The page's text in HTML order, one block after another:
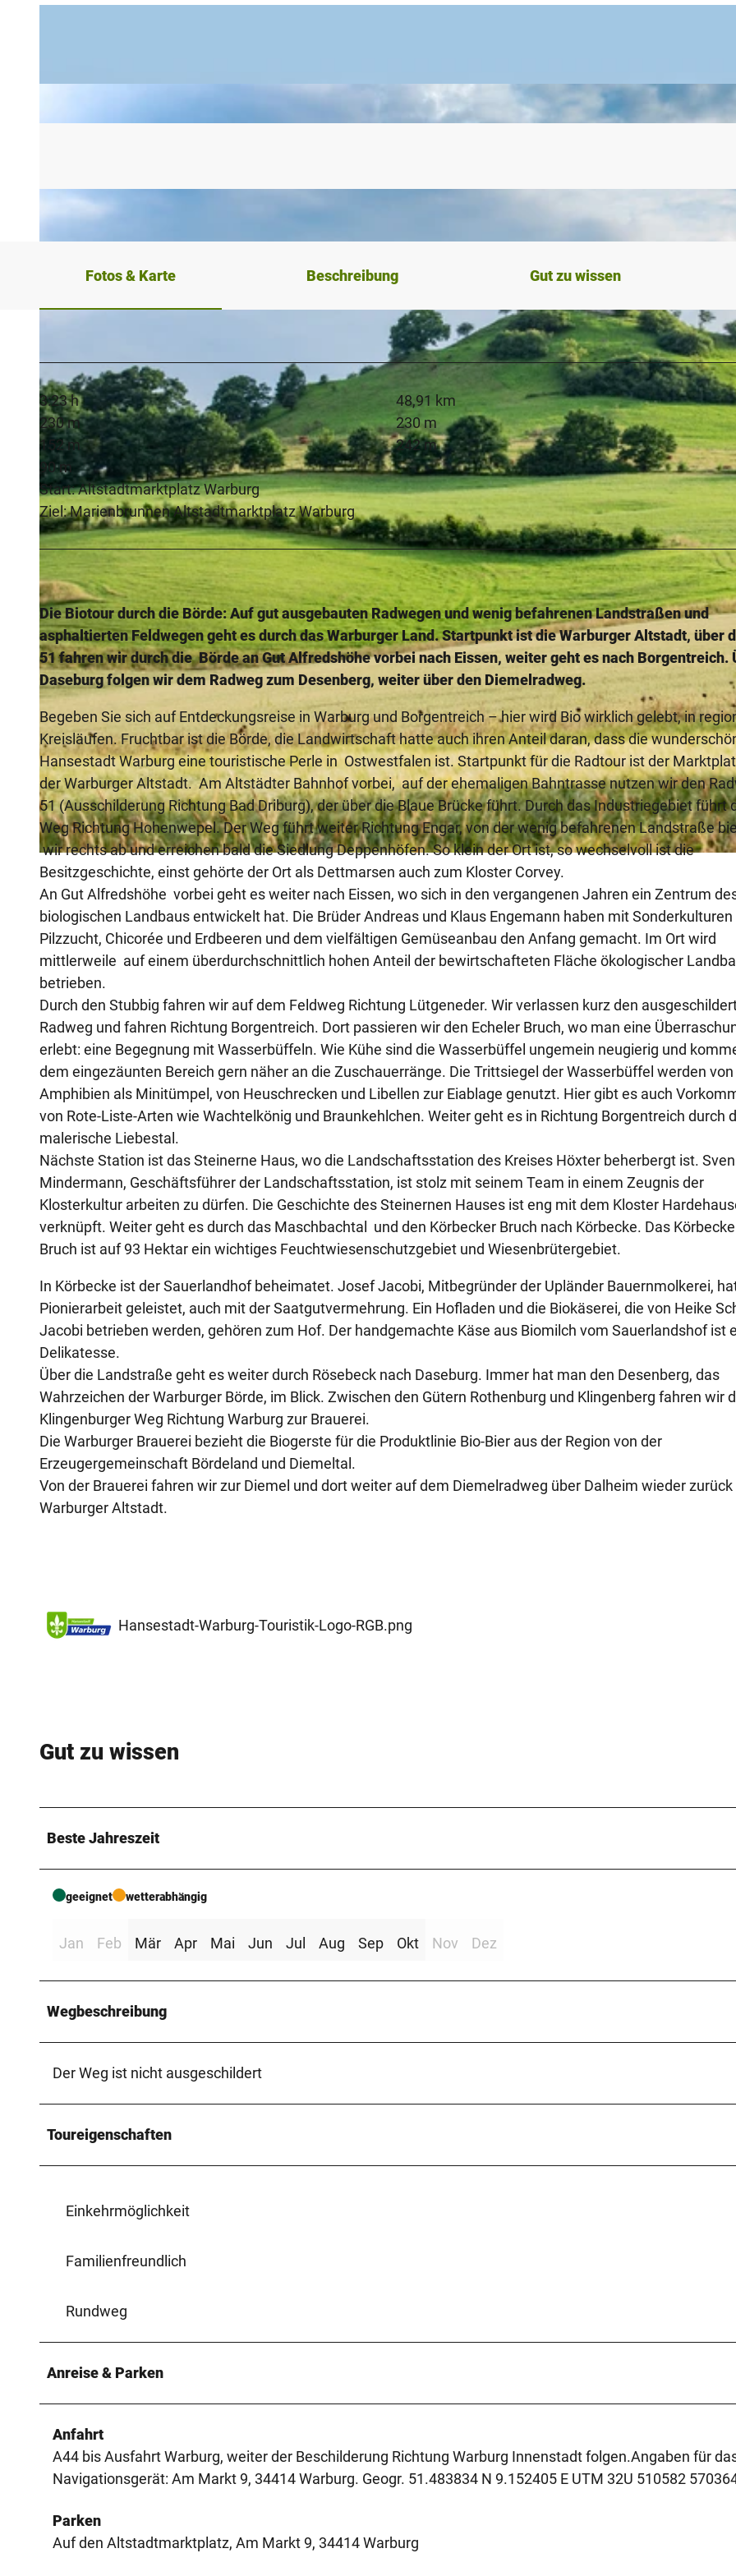
S
ü
d
a
n
s
i
c
h
t
W
a
r
b
u
r
g
D
e
s
e
b
e
r
Fotos & Karte Beschreibung Gut zu wissen
3:23 h
48,91 km
230 m
230 m
152 m
242 m
90 m
Start: Altstadtmarktplatz Warburg
Ziel: Marienbrunnen Altstadtmarktplatz Warburg
Die Biotour durch die Börde: Auf gut ausgebauten Radwegen und wenig befahrenen Landstraßen und
asphaltierten Feldwegen geht es durch das Warburger Land. Startpunkt ist die Warburger Altstadt, über
51 fahren wir durch die Börde an Gut Alfredshöhe vorbei nach Eissen, weiter geht es nach Borgentreich.
Daseburg folgen wir dem Radweg zum Desenberg, weiter über den Diemelradweg.
Begeben Sie sich auf Entdeckungsreise in Warburg und Borgentreich – hier wird Bio wirklich gelebt, in
Kreisläufen. Fruchtbar ist die Börde, die Landwirtschaft hatte auch ihren Anteil daran, dass die
Hansestadt Warburg eine touristische Perle in Ostwestfalen ist. Startpunkt für die Radtour ist der
der Warburger Altstadt. Am Altstädter Bahnhof vorbei, auf der ehemaligen Bahntrasse nutzen wir den
51 (Ausschilderung Richtung Bad Driburg), der über die Blaue Brücke führt. Durch das Industriegebiet führt
Weg Richtung Hohenwepel. Der Weg führt weiter Richtung Engar, von der wenig befahrenen Landstraße
wir rechts ab und erreichen bald die Siedlung Deppenhöfen. So klein der Ort ist, so wechselvoll ist die
Besitzgeschichte, einst gehörte der Ort als Dettmarsen auch zum Kloster Corvey.
An Gut Alfredshöhe vorbei geht es weiter nach Eissen, wo sich in den vergangenen Jahren ein Zentrum
biologischen Landbaus entwickelt hat. Die Brüder Andreas und Klaus Engemann haben mit
Pilzzucht, Chicorée und Erdbeeren und dem vielfältigen Gemüseanbau den Anfang gemacht. Im Ort wird
mittlerweile auf einem überdurchschnittlich hohen Anteil der bewirtschafteten Fläche ökologischer
betrieben.
Durch den Stubbig fahren wir auf dem Feldweg Richtung Lütgeneder. Wir verlassen kurz den
Radweg und fahren Richtung Borgentreich. Dort passieren wir den Echeler Bruch, wo man eine
erlebt: eine Begegnung mit Wasserbüffeln. Wie Kühe sind die Wasserbüffel ungemein neugierig und
dem eingezäunten Bereich gern näher an die Zuschauerränge. Die Trittsiegel der Wasserbüffel werden von
Amphibien als Minitümpel, von Heuschrecken und Libellen zur Eiablage genutzt. Hier gibt es auch
von Rote-Liste-Arten wie Wachtelkönig und Braunkehlchen. Weiter geht es in Richtung Borgentreich durch
malerische Liebestal.
Nächste Station ist das Steinerne Haus, wo die Landschaftsstation des Kreises Höxter beherbergt ist. Sven
Mindermann, Geschäftsführer der Landschaftsstation, ist stolz mit seinem Team in einem Zeugnis der
Klosterkultur arbeiten zu dürfen. Die Geschichte des Steinernen Hauses ist eng mit dem Kloster
verknüpft. Weiter geht es durch das Maschbachtal und den Körbecker Bruch nach Körbecke. Das
Bruch ist auf 93 Hektar ein wichtiges Feuchtwiesenschutzgebiet und Wiesenbrütergebiet.
In Körbecke ist der Sauerlandhof beheimatet. Josef Jacobi, Mitbegründer der Upländer Bauernmolkerei,
Pionierarbeit geleistet, auch mit der Saatgutvermehrung. Ein Hofladen und die Biokäserei, die von Heike
Jacobi betrieben werden, gehören zum Hof. Der handgemachte Käse aus Biomilch vom Sauerlandshof ist
Delikatesse.
Über die Landstraße geht es weiter durch Rösebeck nach Daseburg. Immer hat man den Desenberg, das
Wahrzeichen der Warburger Börde, im Blick. Zwischen den Gütern Rothenburg und Klingenberg fahren wir
Klingenburger Weg Richtung Warburg zur Brauerei.
Die Warburger Brauerei bezieht die Biogerste für die Produktlinie Bio-Bier aus der Region von der
Erzeugergemeinschaft Bördeland und Diemeltal.
Von der Brauerei fahren wir zur Diemel und dort weiter auf dem Diemelradweg über Dalheim wieder zurück
Warburger Altstadt.
Hansestadt-Warburg-Touristik-Logo-RGB.png
Gut zu wissen
Beste Jahreszeit
geeignet wetterabhängig
Jan Feb Mär Apr Mai Jun Jul Aug Sep Okt Nov Dez
Wegbeschreibung
Der Weg ist nicht ausgeschildert
Toureigenschaften
Einkehrmöglichkeit
Familienfreundlich
Rundweg
Anreise & Parken
Anfahrt
A44 bis Ausfahrt Warburg, weiter der Beschilderung Richtung Warburg Innenstadt folgen.Angaben für
Navigationsgerät: Am Markt 9, 34414 Warburg. Geogr. 51.483834 N 9.152405 E UTM 32U 510582
Parken
Auf den Altstadtmarktplatz, Am Markt 9, 34414 Warburg